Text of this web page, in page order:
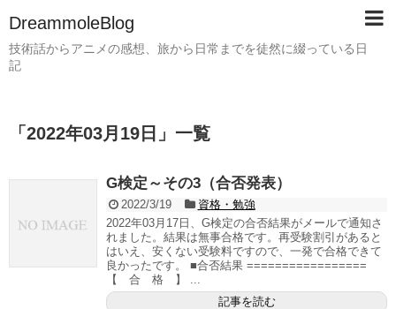
DreammoleBlog
技術話からアニメの感想、旅から日常までを徒然に綴っている日
記
「 2022年03月19日 」 一覧
G検定～その3（合否発表）
2022/3/19
資格・勉強
2022年03月17日、G検定の合否結果がメールで通知さ
れました。結果は無事合格です。再受験割引があると
はいえ、安くない受験料ですので、一発で合格できて
良かったです。 ■合否結果 =================
【 合 格 】 ...
記事を読む